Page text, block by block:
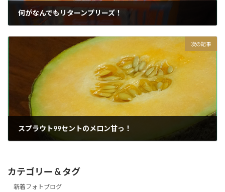
何がなんでもリターンプリーズ！
次の記事
スプラウト99セントのメロン甘っ！
カテゴリー & タグ
新着フォトブログ